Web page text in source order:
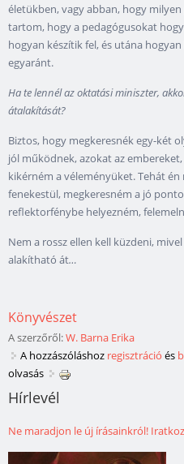
életükben, vagy abban, hogy
tartom, hogy a pedagógusokat
hogyan készítik fel, és utána
egyaránt.
Ha te lennél az oktatási miniszter,
átalakítását?
Biztos, hogy megkeresnék egy-két
jól működnek, azokat az
kikérném a véleményüket. Tehát
fenekestül, megkeresném a jó
reflektorfénybe helyezném,
Nem a rossz ellen kell küzdeni,
alakítható át…
Könyvészet
A szerzőről:W. Barna Erika
A hozzászóláshoz regisztráció és
olvasás
Hírlevél
Ne maradjon le új írásainkról!